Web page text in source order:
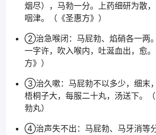
烟尽），马勃一分。上药细研为散
咽津。（《圣惠方》）
②治急喉闭：马屁勃、焰硝各一两
一字许，吹入喉内，吐涎血出，愈
方》）
③治久嗽：马屁勃不以多少，细末
梧桐子大，每服二十丸，汤送下。
勃丸）
④治声失不出：马屁勃、马牙消等